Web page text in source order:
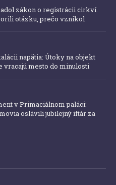
zákon o registrácii cirkví.
otázku, prečo vznikol
napätia: Útoky na objekt
vracajú mesto do minulosti
v Primaciálnom paláci:
oslávili jubilejný iftár za